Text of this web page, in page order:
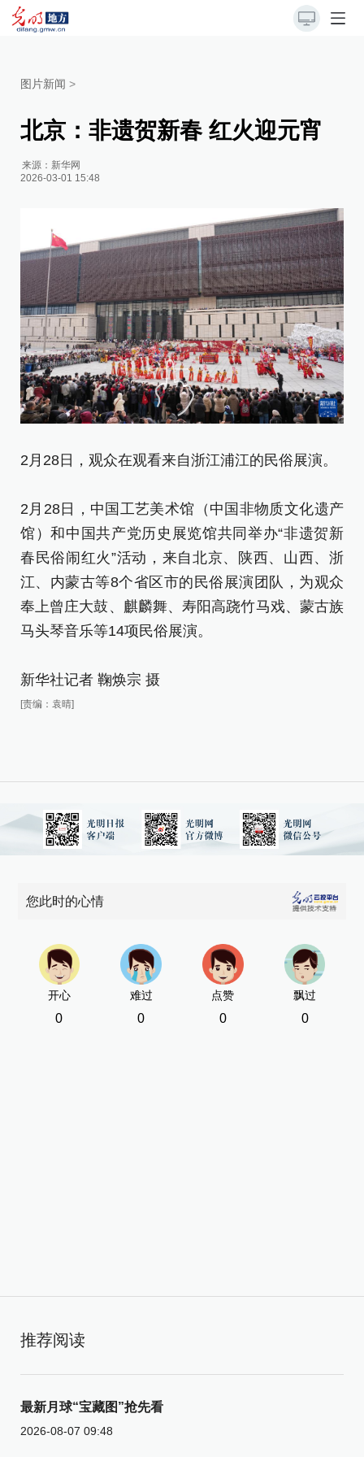
图片新闻 >
北京：非遗贺新春 红火迎元宵
来源： 新华网
2026-03-01 15:48
2月28日，观众在观看来自浙江浦江的民俗展演。
2月28日，中国工艺美术馆（中国非物质文化遗产
馆）和中国共产党历史展览馆共同举办“非遗贺新
春民俗闹红火”活动，来自北京、陕西、山西、浙
江、内蒙古等8个省区市的民俗展演团队，为观众
奉上曾庄大鼓、麒麟舞、寿阳高跷竹马戏、蒙古族
马头琴音乐等14项民俗展演。
新华社记者 鞠焕宗 摄
[责编：袁晴]
您此时的心情
开心
0
难过
0
点赞
0
飘过
0
推荐阅读
最新月球“宝藏图”抢先看
2026-08-07 09:48